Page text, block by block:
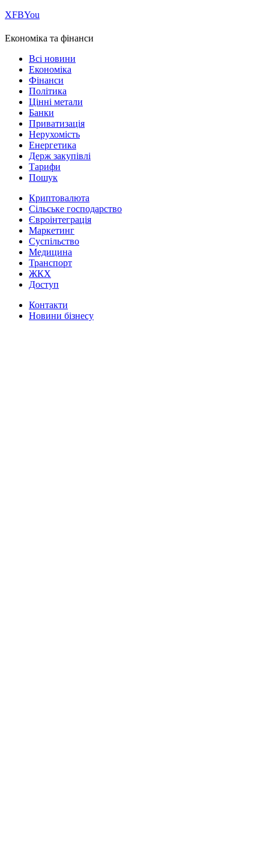
ХFBYou
Економіка та фінанси
Всі новини
Економіка
Фінанси
Політика
Цінні метали
Банки
Приватизація
Нерухомість
Енергетика
Держ закупівлі
Тарифи
Пошук
Криптовалюта
Сільське господарство
Євроінтеграція
Маркетинг
Суспільство
Медицина
Транспорт
ЖКХ
Доступ
Контакти
Новини бізнесу